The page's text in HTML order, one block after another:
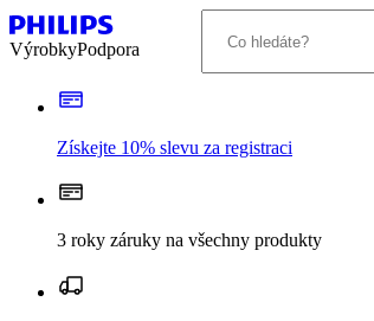
VýrobkyPodpora
Získejte 10% slevu za registraci
3 roky záruky na všechny produkty